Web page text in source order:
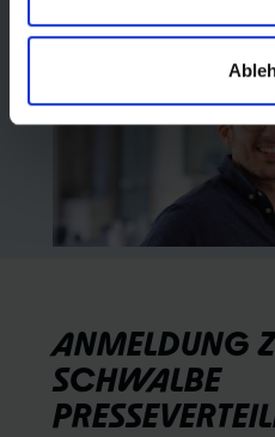
ANMELDUNG
SCHWALBE